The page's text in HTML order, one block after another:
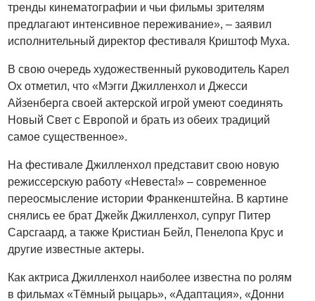
тренды кинематографии и чьи фильмы зрителям
предлагают интенсивное переживание», – заявил
исполнительный директор фестиваля Криштоф Муха.
В свою очередь художественный руководитель Карел
Ох отметил, что «Мэгги Джилленхол и Джесси
Айзенберга своей актерской игрой умеют соединять
Новый Свет с Европой и брать из обеих традиций
самое существенное».
На фестивале Джилленхол представит свою новую
режиссерскую работу «Невеста!» – современное
переосмысление истории Франкенштейна. В картине
снялись ее брат Джейк Джилленхол, супруг Питер
Сарсгаард, а также Кристиан Бейл, Пенелопа Крус и
другие известные актеры.
Как актриса Джилленхол наиболее известна по ролям
в фильмах «Тёмный рыцарь», «Адаптация», «Донни